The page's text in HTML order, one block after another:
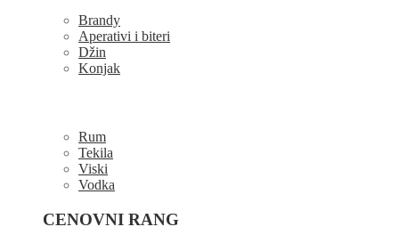
Brandy
Aperativi i biteri
Džin
Konjak
Rum
Tekila
Viski
Vodka
CENOVNI RANG